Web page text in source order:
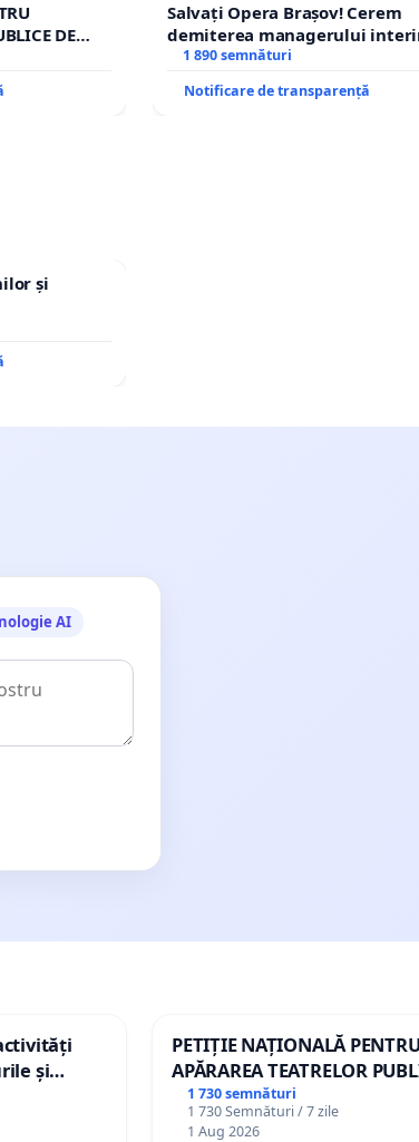
DE
Salvați Opera Brașov! Cerem
demiterea managerului
Petrean Lucian-Marius!
1 890 semnături
Notificare de transparență
și
AI
și
PETIȚIE NAȚIONALĂ PENTRU
APĂRAREA TEATRELOR
DE REPERTORIU DIN
1 730 semnături
1 730 Semnături / 7 zile
1 Aug 2026